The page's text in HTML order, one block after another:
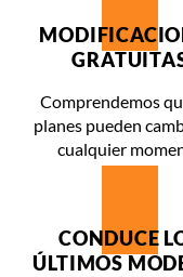
Comprendemos
planes pueden
cualquier
CONDUCE
ÚLTIMOS